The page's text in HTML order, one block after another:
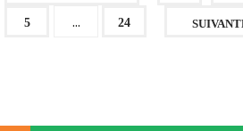
5 ... 24